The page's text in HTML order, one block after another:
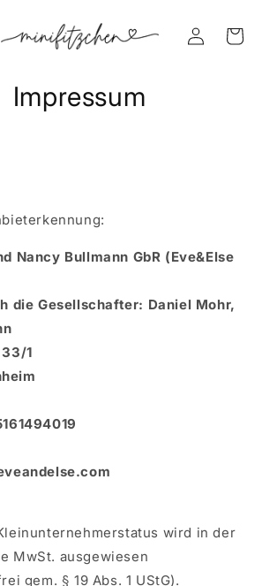
EinloggenWarenkorb
Impressum
Nancy Bullmann GbR (Eve&Else
die Gesellschafter: Daniel Mohr,
1
wird in der
MwSt. ausgewiesen
gem. § 19 Abs. 1 UStG).